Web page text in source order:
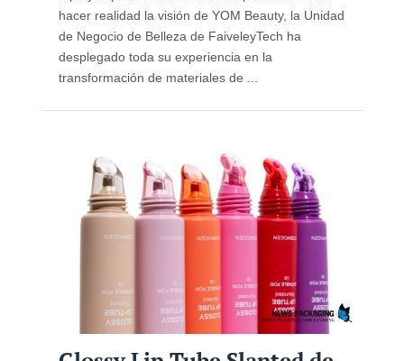
hacer realidad la visión de YOM Beauty, la Unidad
de Negocio de Belleza de FaiveleyTech ha
desplegado toda su experiencia en la
transformación de materiales de ...